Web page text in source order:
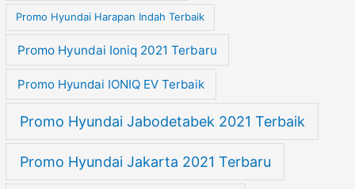
Promo Hyundai Harapan Indah Terbaik
Promo Hyundai Ioniq 2021 Terbaru
Promo Hyundai IONIQ EV Terbaik
Promo Hyundai Jabodetabek 2021 Terbaik
Promo Hyundai Jakarta 2021 Terbaru